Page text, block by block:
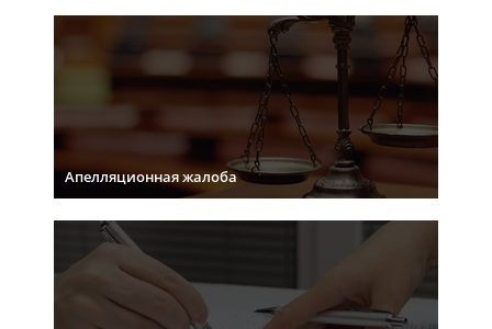
Апелляционная жалоба